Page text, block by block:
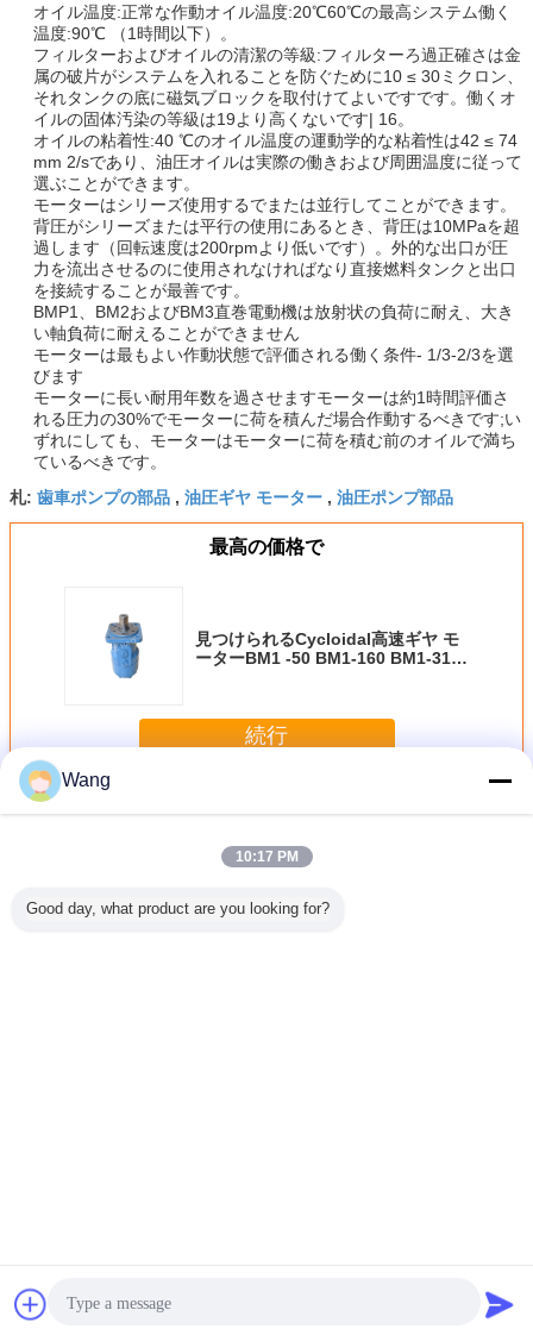
オイル温度:正常な作動オイル温度:20℃60℃の最高システム働く
温度:90℃ （1時間以下）。
フィルターおよびオイルの清潔の等級:フィルターろ過正確さは金
属の破片がシステムを入れることを防ぐために10 ≤ 30ミクロン、
それタンクの底に磁気ブロックを取付けてよいですです。働くオ
イルの固体汚染の等級は19より高くないです| 16。
オイルの粘着性:40 ℃のオイル温度の運動学的な粘着性は42 ≤ 74
mm 2/sであり、油圧オイルは実際の働きおよび周囲温度に従って
選ぶことができます。
モーターはシリーズ使用するでまたは並行してことができます。
背圧がシリーズまたは平行の使用にあるとき、背圧は10MPaを超
過します（回転速度は200rpmより低いです）。外的な出口が圧
力を流出させるのに使用されなければなり直接燃料タンクと出口
を接続することが最善です。
BMP1、BM2およびBM3直巻電動機は放射状の負荷に耐え、大き
い軸負荷に耐えることができません
モーターは最もよい作動状態で評価される働く条件- 1/3-2/3を選
びます
モーターに長い耐用年数を過させますモーターは約1時間評価さ
れる圧力の30%でモーターに荷を積んだ場合作動するべきです;い
ずれにしても、モーターはモーターに荷を積む前のオイルで満ち
ているべきです。
札: 歯車ポンプの部品 , 油圧ギヤ モーター , 油圧ポンプ部品
最高の価格で
見つけられるCycloidal高速ギヤ モ
ーターBM1 -50 BM1-160 BM1-315
続行
多くCycloidalギヤ モーター
チャット
Wang
10:17 PM
Good day, what product are you looking for?